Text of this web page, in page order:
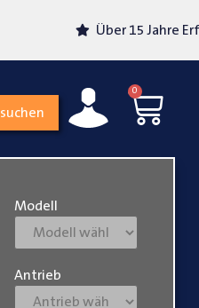
Über 15 Jahre Erfahrung
suchen
0
Modell
Antrieb